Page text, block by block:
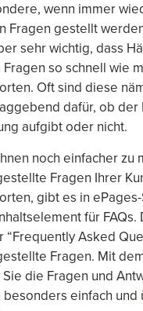
wenn immer
Fragen gestellt
sehr wichtig, dass
Fragen so schnell wie
Oft sind diese
dafür, ob der
aufgibt oder nicht.
noch einfacher zu
Fragen Ihrer
gibt es in
für
“Frequently Asked
Fragen. Mit
die Fragen und
besonders einfach und